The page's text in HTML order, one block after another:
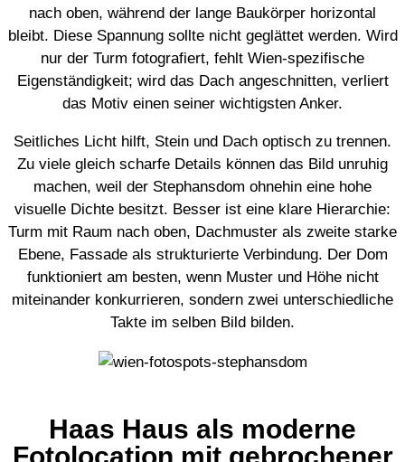
nach oben, während der lange Baukörper horizontal
bleibt. Diese Spannung sollte nicht geglättet werden. Wird
nur der Turm fotografiert, fehlt Wien-spezifische
Eigenständigkeit; wird das Dach angeschnitten, verliert
das Motiv einen seiner wichtigsten Anker.
Seitliches Licht hilft, Stein und Dach optisch zu trennen.
Zu viele gleich scharfe Details können das Bild unruhig
machen, weil der Stephansdom ohnehin eine hohe
visuelle Dichte besitzt. Besser ist eine klare Hierarchie:
Turm mit Raum nach oben, Dachmuster als zweite starke
Ebene, Fassade als strukturierte Verbindung. Der Dom
funktioniert am besten, wenn Muster und Höhe nicht
miteinander konkurrieren, sondern zwei unterschiedliche
Takte im selben Bild bilden.
Haas Haus als moderne